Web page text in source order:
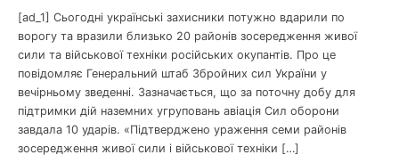
[ad_1] Сьогодні українські захисники потужно вдарили по
ворогу та вразили близько 20 районів зосередження живої
сили та військової техніки російських окупантів. Про це
повідомляє Генеральний штаб Збройних сил України у
вечірньому зведенні. Зазначається, що за поточну добу для
підтримки дій наземних угруповань авіація Сил оборони
завдала 10 ударів. «Підтверджено ураження семи районів
зосередження живої сили і військової техніки […]